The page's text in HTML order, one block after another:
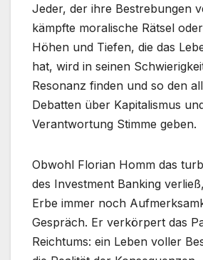
Jeder, der ihre Bestrebungen
kämpfte moralische Rätsel
Höhen und Tiefen, die das
hat, wird in seinen
Resonanz finden und so den
Debatten über Kapitalismus
Verantwortung Stimme geben.
Obwohl Florian Homm das
des Investment Banking
Erbe immer noch
Gespräch. Er verkörpert das
Reichtums: ein Leben voller